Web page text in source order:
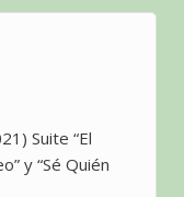
Suite “El
y “Sé Quién